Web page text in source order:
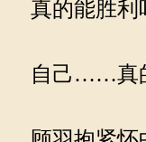
真的能胜利
自己……真